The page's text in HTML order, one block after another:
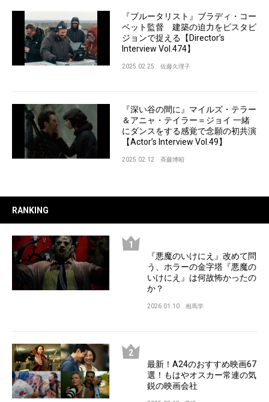
『ブルータリスト』ブラディ・コー
ベット監督 建築の迫力をビスタビ
ジョンで捉える【Director’s
Interview Vol.474】
2025.02.25 佐藤久理子
『深い谷の間に』マイルズ・テラー
＆アニャ・テイラー＝ジョイ 一緒
にダンスをする感覚で念願の初共演
【Actor’s Interview Vol.49】
2025.02.12 斉藤博昭
RANKING
『悪魔のいけにえ』改めて問
う、ホラーの金字塔『悪魔の
いけにえ』は何故怖かったの
か？
2026.01.10 相馬学
最新！A24のおすすめ映画67
選！もはやオスカー常連の気
鋭の映画会社